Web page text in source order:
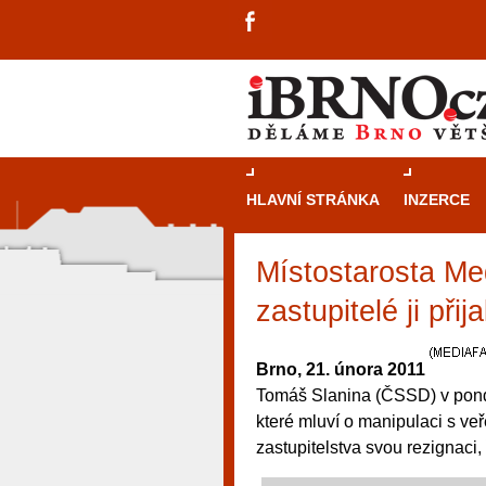
HLAVNÍ STRÁNKA INZERCE
Místostarosta
zastupitelé ji
Brno, 21. února 2011
Tomáš Slanina (ČSSD) v
které mluví o manipulaci s
zastupitelstva svou
návštěvníky, tak pro příležitostné